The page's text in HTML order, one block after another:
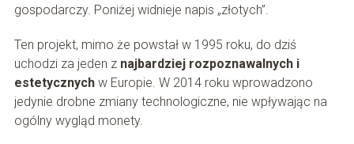
gospodarczy. Poniżej widnieje napis „złotych”.
Ten projekt, mimo że powstał w 1995 roku, do dziś
uchodzi za jeden z najbardziej rozpoznawalnych i
estetycznychw Europie. W 2014 roku wprowadzono
jedynie drobne zmiany technologiczne, nie wpływając na
ogólny wygląd monety.